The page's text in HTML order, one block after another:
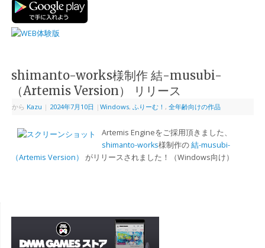
shimanto-works様制作 結-musubi-
（Artemis Version） リリース
から Kazu | 2024年7月10日 | Windows, ふりーむ！ , 全年齢向けの作品
Artemis Engineをご採用頂きました、
shimanto-works様制作の結-musubi-
（Artemis Version）
がリリースされました！（Windows向け）